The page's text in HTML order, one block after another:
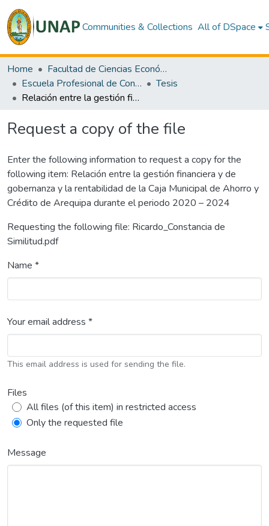
Communities & Collections All of DSpace
Home
Facultad de Ciencias Económicas y de Negocios
Escuela Profesional de Contabilidad
Tesis
Relación entre la gestión financiera y de gobernanza y la rentabilidad de la Caja Municipal de Ahorro y Crédito de Arequipa durante el periodo 2020 – 2024
Request a copy of the file
Enter the following information to request a copy for the
following item: Relación entre la gestión financiera y de
gobernanza y la rentabilidad de la Caja Municipal de Ahorro y
Crédito de Arequipa durante el periodo 2020 – 2024
Requesting the following file: Ricardo_Constancia de
Similitud.pdf
Name *
Your email address *
This email address is used for sending the file.
Files
All files (of this item) in restricted access
Only the requested file
Message